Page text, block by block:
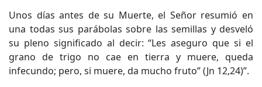
Unos días antes de su Muerte, el Señor resumió en
una todas sus parábolas sobre las semillas y desveló
su pleno significado al decir: “Les aseguro que si el
grano de trigo no cae en tierra y muere, queda
infecundo; pero, si muere, da mucho fruto” (Jn 12,24)”.